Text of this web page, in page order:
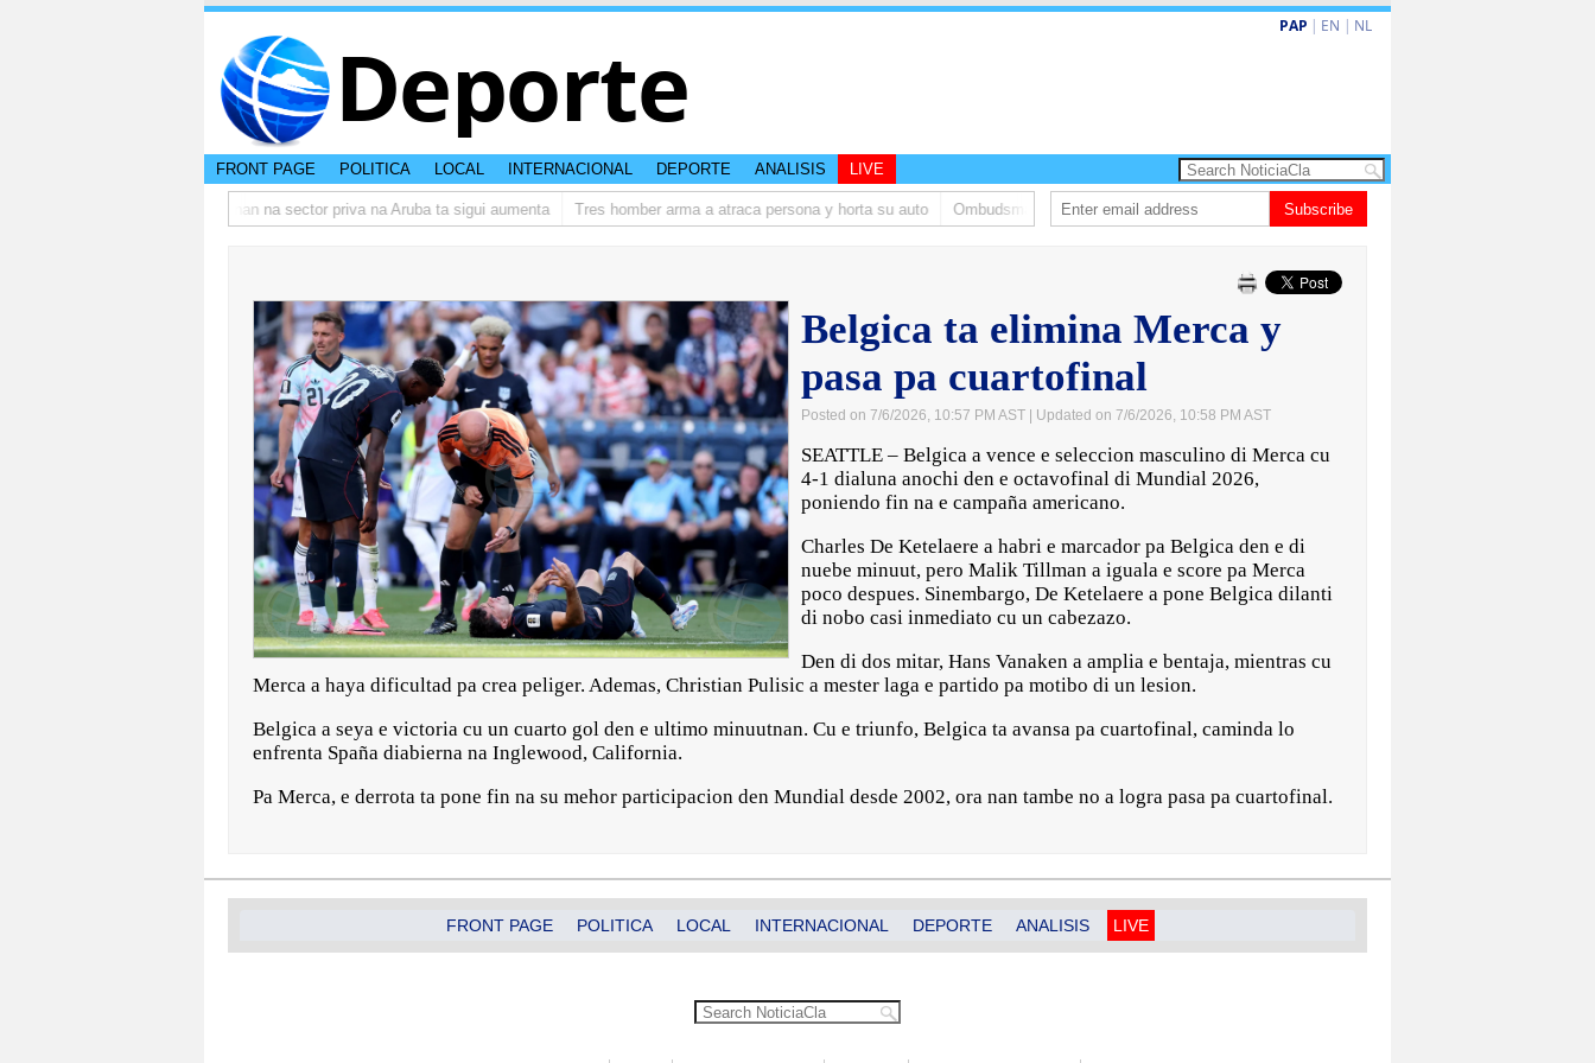
Deporte PAP | EN | NL
FRONT PAGE POLITICA LOCAL INTERNACIONAL DEPORTE ANALISIS LIVE
Prestamonan na sector priva na Aruba ta sigui aumenta Tres homber arma a atraca persona y horta su auto Ombudsman ta bishita barionan pa atende kehonan di ciudadano
Subscribe
Belgica ta elimina Merca y
pasa pa cuartofinal
Posted on 7/6/2026, 10:57 PM AST | Updated on 7/6/2026, 10:58 PM AST
SEATTLE – Belgica a vence e seleccion masculino di Merca cu
4-1 dialuna anochi den e octavofinal di Mundial 2026,
poniendo fin na e campaña americano.
Charles De Ketelaere a habri e marcador pa Belgica den e di
nuebe minuut, pero Malik Tillman a iguala e score pa Merca
poco despues. Sinembargo, De Ketelaere a pone Belgica dilanti
di nobo casi inmediato cu un cabezazo.
Den di dos mitar, Hans Vanaken a amplia e bentaja, mientras cu
Merca a haya dificultad pa crea peliger. Ademas, Christian Pulisic a mester laga e partido pa motibo di un lesion.
Belgica a seya e victoria cu un cuarto gol den e ultimo minuutnan. Cu e triunfo, Belgica ta avansa pa cuartofinal, caminda lo
enfrenta Spaña diabierna na Inglewood, California.
Pa Merca, e derrota ta pone fin na su mehor participacion den Mundial desde 2002, ora nan tambe no a logra pasa pa cuartofinal.
FRONT PAGE POLITICA LOCAL INTERNACIONAL DEPORTE ANALISIS LIVE